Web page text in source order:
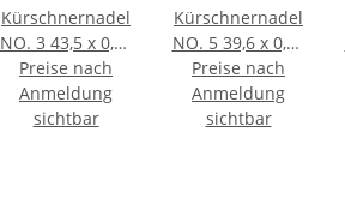
Kürschnernadel
NO. 3 43,5 x 0,87
25 Stück
Preise nach
Anmeldung
sichtbar
Kürschnernadel
NO. 5 39,6 x 0,76
25 Stück
Preise nach
Anmeldung
sichtbar